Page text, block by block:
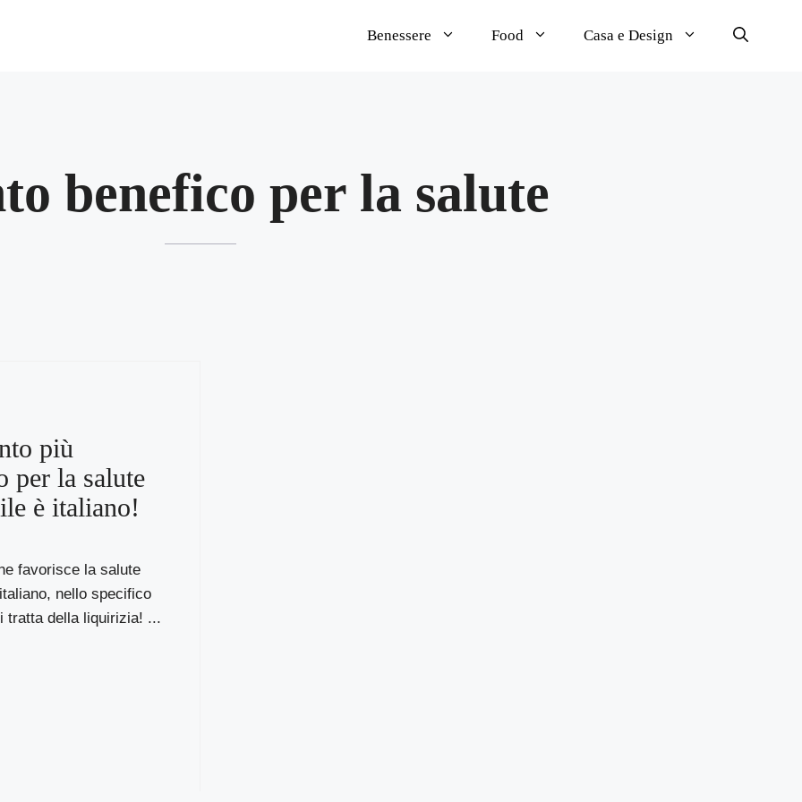
Benessere Food Casa e Design
benefico per la salute
più
per la salute
è italiano!
favorisce la salute
nello specifico
tratta della liquirizia! ...